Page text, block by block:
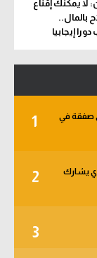
لا يمكنك إقناع
بالمال..
إيجابيا
1
صفقة في
2
والثلاثي المصري يشارك
3